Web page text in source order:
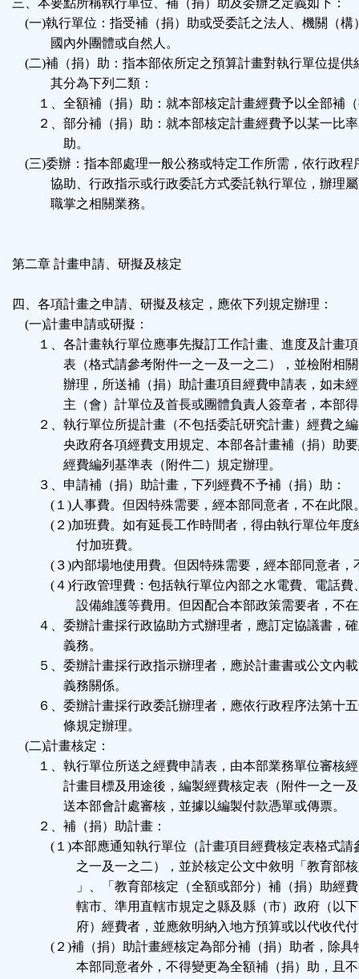
三、本要點所稱執行單位、補（捐）助及委辦之定義如下：
(一)執行單位：指受補（捐）助或受委託之法人、機關（構
國內外團體或自然人。
(二)補（捐）助：指本部依所定之預算計畫對執行單位提供
其分為下列二類：
１、全額補（捐）助：就本部核定計畫經費予以全部補（
２、部分補（捐）助：就本部核定計畫經費予以某一比率
助。
(三)委辦：指本部處理一般公務或特定工作所需，依行政程
協助、行政指示或行政委託方式委託執行單位，辦理屬
職掌之相關業務。
第二章 計畫申請、研擬及核定
四、各項計畫之申請、研擬及核定，應依下列規定辦理：
(一)計畫申請或研擬：
１、各計畫執行單位應事先擬訂工作計畫、進度及計畫項
表（格式請參考附件一之一及一之二），並檢附相關
辦理，所送補（捐）助計畫項目經費申請表，如未經
主（會）計單位及首長或團體負責人簽章者，本部得
２、執行單位所提計畫（不包括委託研究計畫）經費之編
央政府各項經費支用規定、本部各計畫補（捐）助要
經費編列基準表（附件二）規定辦理。
３、申請補（捐）助計畫，下列經費不予補（捐）助：
(１)人事費。但因特殊需要，經本部同意者，不在此限
(２)加班費。如有延長工作時間者，得由執行單位年度
付加班費。
(３)內部場地使用費。但因特殊需要，經本部同意者，
(４)行政管理費：包括執行單位內部之水電費、電話費
設備維護等費用。但因配合本部政策需要者，不在
４、委辦計畫採行政協助方式辦理者，應訂定協議書，確
義務。
５、委辦計畫採行政指示辦理者，應於計畫書或公文內載
義務關係。
６、委辦計畫採行政委託辦理者，應依行政程序法第十五
條規定辦理。
(二)計畫核定：
１、執行單位所送之經費申請表，由本部業務單位審核經
計畫目標及用途後，編製經費核定表（附件一之一及
送本部會計處審核，並據以編製付款憑單或傳票。
２、補（捐）助計畫：
(１)本部應通知執行單位（計畫項目經費核定表格式請
之一及一之二），並於核定公文中敘明「教育部核
」、「教育部核定（全額或部分）補（捐）助經費
轄市、準用直轄市規定之縣及縣（市）政府（以下
府）經費者，並應敘明納入地方預算或以代收代付
(２)補（捐）助計畫經核定為部分補（捐）助者，除具
本部同意者外，不得變更為全額補（捐）助，且不